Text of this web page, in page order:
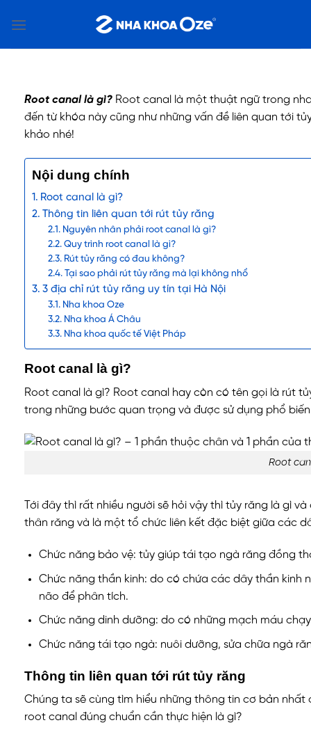
qua
Root canal là gì? Root canal là một thuật ngữ trong
đến từ khóa này cũng như những vấn đề liên quan tới
khảo nhé!
Nội dung chính
Root canal là gì?
Thông tin liên quan tới rút tủy răng
Nguyên nhân phải root canal là gì?
Quy trình root canal là gì?
Rút tủy răng có đau không?
Tại sao phải rút tủy răng mà lại không nhổ
3 địa chỉ rút tủy răng uy tín tại Hà Nội
Nha khoa Oze
Nha khoa Á Châu
Nha khoa quốc tế Việt Pháp
Root canal là gì?
Root canal là gì? Root canal hay còn có tên gọi là rút
trong những bước quan trọng và được sử dụng phổ
Root
Tới đây thì rất nhiều người sẽ hỏi vậy thì tủy răng là gì
thân răng và là một tổ chức liên kết đặc biệt giữa các
Chức năng bảo vệ: tủy giúp tái tạo ngà răng đồng
Chức năng thần kinh: do có chứa các dây thần kinh
não để phân tích.
Chức năng dinh dưỡng: do có những mạch máu
Chức năng tái tạo ngà: nuôi dưỡng, sửa chữa ngà
Thông tin liên quan tới rút tủy răng
Chúng ta sẽ cùng tìm hiểu những thông tin cơ bản
root canal đúng chuẩn cần thực hiện là gì?